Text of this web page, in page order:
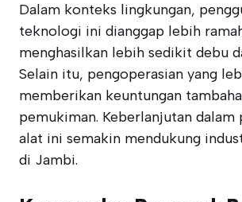
Dalam konteks lingkungan,
teknologi ini dianggap lebih
menghasilkan lebih sedikit debu
Selain itu, pengoperasian yang
memberikan keuntungan
pemukiman. Keberlanjutan dalam
alat ini semakin mendukung
di Jambi.